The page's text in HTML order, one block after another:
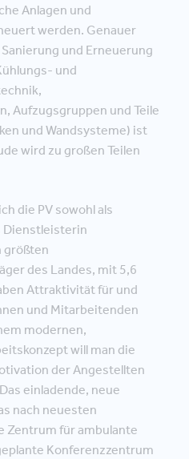
Anlagen und
werden. Genauer
und Erneuerung
und
Aufzugsgruppen und Teile
und Wandsysteme) ist
wird zu großen Teilen
die PV sowohl als
Dienstleisterin
größten
des Landes, mit 5,6
Attraktivität für und
und Mitarbeitenden
modernen,
will man die
der Angestellten
einladende, neue
nach neuesten
Zentrum für ambulante
Konferenzzentrum